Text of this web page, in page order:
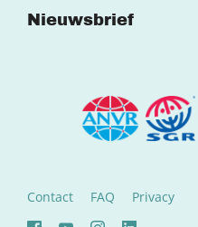
Nieuwsbrief
Contact FAQ Privacy